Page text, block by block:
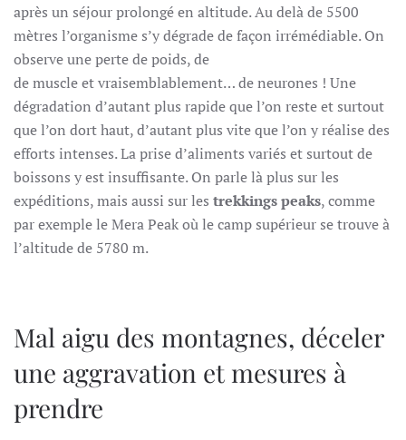
après un séjour prolongé en altitude. Au delà de 5500
mètres l’organisme s’y dégrade de façon irrémédiable. On
observe une perte de poids, de
de muscle et vraisemblablement… de neurones ! Une
dégradation d’autant plus rapide que l’on reste et surtout
que l’on dort haut, d’autant plus vite que l’on y réalise des
efforts intenses. La prise d’aliments variés et surtout de
boissons y est insuffisante. On parle là plus sur les
expéditions, mais aussi sur les trekkings peaks, comme
par exemple le Mera Peak où le camp supérieur se trouve à
l’altitude de 5780 m.
Mal aigu des montagnes, déceler
une aggravation et mesures à
prendre